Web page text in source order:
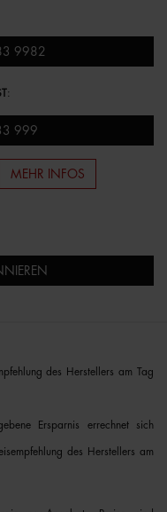
9982
:
999
MEHR INFOS
des Herstellers am Tag
Ersparnis errechnet sich
des Herstellers am